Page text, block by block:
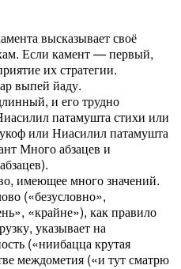
высказывает своё
Если камент — первый,
их стратегии.
выпей йаду.
и его трудно
патамушта стихи или
или Ниасилил патамушта
Много абзацев и
имеющее много значений.
(«безусловно»,
«крайне»), как правило
указывает на
(«ниибацца крутая
междометия («и тут сматрю